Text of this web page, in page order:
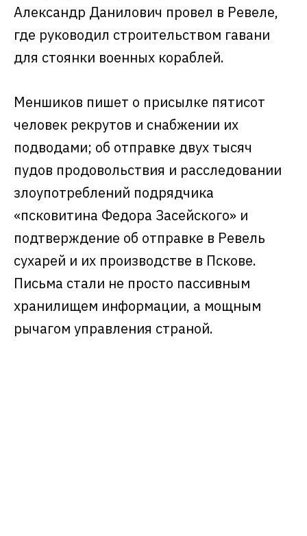
Александр Данилович провел в Ревеле,
где руководил строительством гавани
для стоянки военных кораблей.
Меншиков пишет о присылке пятисот
человек рекрутов и снабжении их
подводами; об отправке двух тысяч
пудов продовольствия и расследовании
злоупотреблений подрядчика
«псковитина Федора Засейского» и
подтверждение об отправке в Ревель
сухарей и их производстве в Пскове.
Письма стали не просто пассивным
хранилищем информации, а мощным
рычагом управления страной.